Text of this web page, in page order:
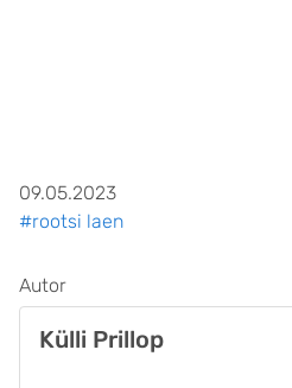
09.05.2023
#rootsi laen
Autor
Külli Prillop